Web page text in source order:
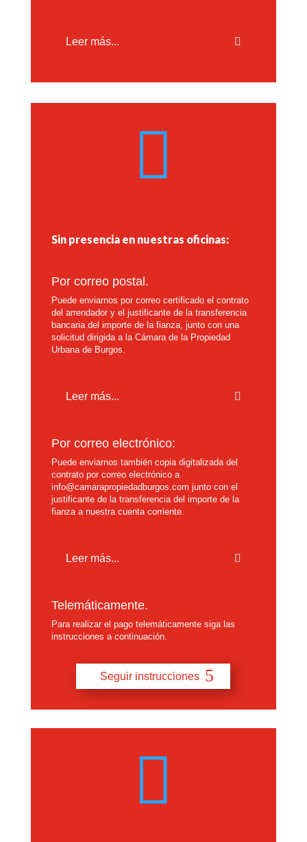
Leer más...

Sin presencia en nuestras oficinas:
Por correo postal.
Puede enviarnos por correo certificado el contrato
del arrendador y el justificante de la transferencia
bancaria del importe de la fianza, junto con una
solicitud dirigida a la Cámara de la Propiedad
Urbana de Burgos.
Leer más...
Por correo electrónico:
Puede enviarnos también copia digitalizada del
contrato por correo electrónico a
info@camarapropiedadburgos.com junto con el
justificante de la transferencia del importe de la
fianza a nuestra cuenta corriente.
Leer más...
Telemáticamente.
Para realizar el pago telemáticamente siga las
instrucciones a continuación.
Seguir instrucciones
